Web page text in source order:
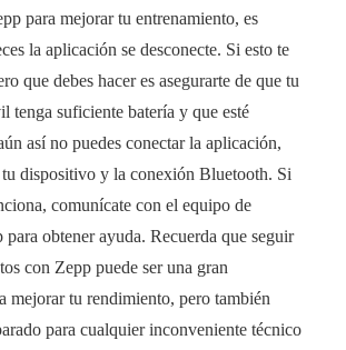
para mejorar tu entrenamiento, es
la aplicación se desconecte. Si esto te
que debes hacer es asegurarte de que tu
tenga suficiente batería y que esté
así no puedes conectar la aplicación,
dispositivo y la conexión Bluetooth. Si
comunícate con el equipo de
para obtener ayuda. Recuerda que seguir
con Zepp puede ser una gran
mejorar tu rendimiento, pero también
para cualquier inconveniente técnico